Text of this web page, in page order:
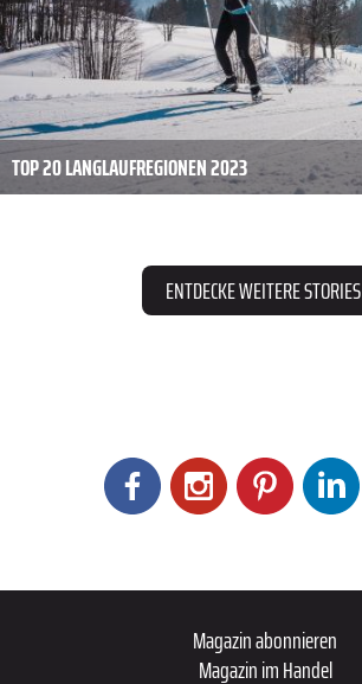
TOP 20 LANGLAUFREGIONEN 2023
ENTDECKE WEITERE STORIES
Magazin abonnieren
Magazin im Handel